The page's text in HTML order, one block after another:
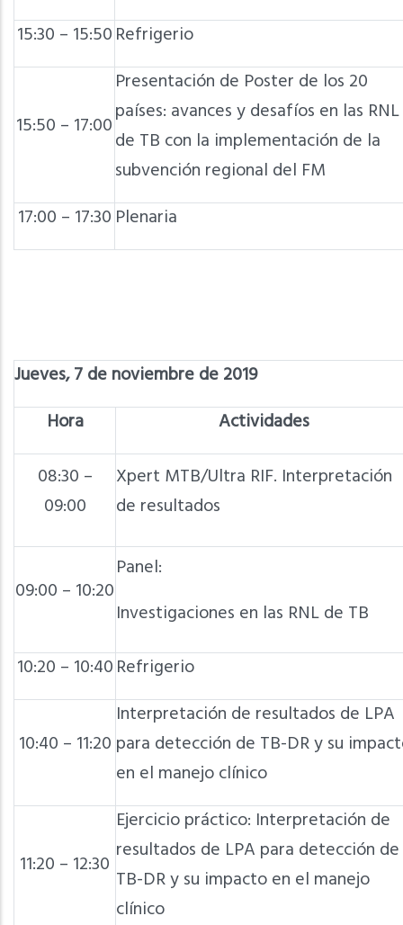
15:30 – 15:50Refrigerio
15:50 – 17:00
Presentación de Poster de los 20
países: avances y desafíos en las RNL
de TB con la implementación de la
subvención regional del FM
17:00 – 17:30 Plenaria
Jueves, 7 de noviembre de 2019
Hora
Actividades
08:30 –
09:00
Xpert MTB/Ultra RIF. Interpretación
de resultados
09:00 – 10:20
Panel:
Investigaciones en las RNL de TB
10:20 – 10:40Refrigerio
10:40 – 11:20
Interpretación de resultados de LPA
para detección de TB-DR y su
en el manejo clínico
11:20 – 12:30
Ejercicio práctico: Interpretación de
resultados de LPA para detección de
TB-DR y su impacto en el manejo
clínico